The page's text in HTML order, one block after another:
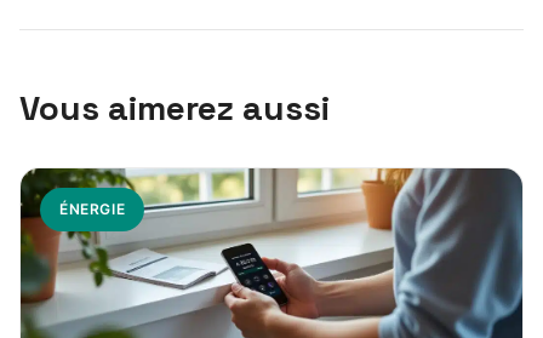
Vous aimerez aussi
ÉNERGIE